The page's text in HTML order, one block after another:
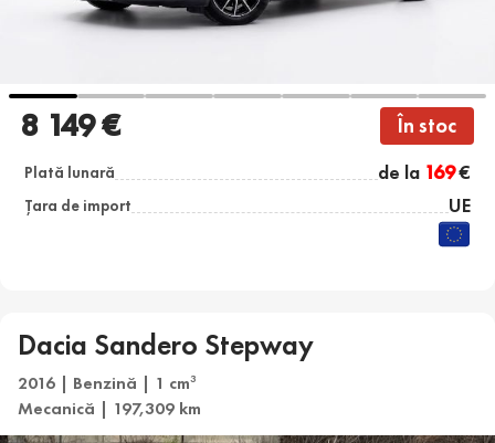
8 149 € În stoc
Plată lunară de la 169€
Țara de import UE
Dacia Sandero Stepway
2016 | Benzină | 1 cm3
Mecanică | 197,309 km